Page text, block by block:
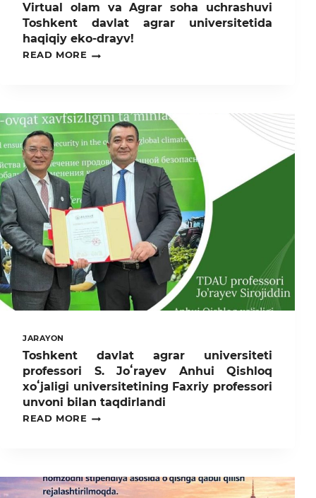
Virtual olam va Agrar soha uchrashuvi
Toshkent davlat agrar universitetida
haqiqiy eko-drayv!
READ MORE
VIRTUAL
UCHRASHUVI
TOSHKENT
DAVLAT
AGRAR
UNIVERSITETIDA
HAQIQIY
EKO-
DRAYV!
JARAYON
Toshkent davlat agrar universiteti
professori S. Joʻrayev Anhui Qishloq
xoʻjaligi universitetining Faxriy professori
unvoni bilan taqdirlandi
READ MORE
TOSHKENT
S.
JOʻRAYEV